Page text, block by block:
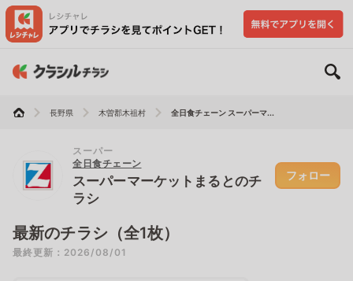
長野県 木曽郡木祖村 全日食チェーン スーパーマ...
スーパー
全日食チェーン
スーパーマーケットまるとのチ
ラシ
フォロー
最新のチラシ（全1枚）
最終更新：2026/08/01